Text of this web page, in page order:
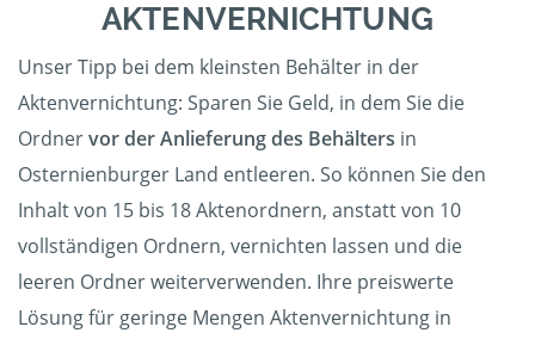
AKTENVERNICHTUNG
Unser Tipp bei dem kleinsten Behälter in der
Aktenvernichtung: Sparen Sie Geld, in dem Sie die
Ordnervor der Anlieferung des Behälters in
Osternienburger Land entleeren. So können Sie den
Inhalt von 15 bis 18 Aktenordnern, anstatt von 10
vollständigen Ordnern, vernichten lassen und die
leeren Ordner weiterverwenden. Ihre preiswerte
Lösung für geringe Mengen Aktenvernichtung in